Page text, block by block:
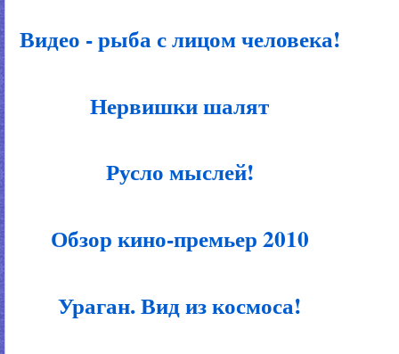
Видео - рыба с лицом человека!
Нервишки шалят
Русло мыслей!
Обзор кино-премьер 2010
Ураган. Вид из космоса!